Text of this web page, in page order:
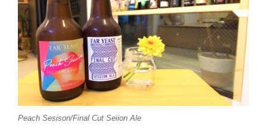
Peach Sesison/Final Cut Seiion Ale